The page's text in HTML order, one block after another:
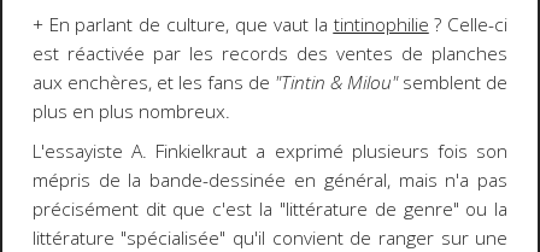
+ En parlant de culture, que vaut la tintinophilie ? Celle-ci
est réactivée par les records des ventes de planches
aux enchères, et les fans de "Tintin & Milou"semblent de
plus en plus nombreux.
L'essayiste A. Finkielkraut a exprimé plusieurs fois son
mépris de la bande-dessinée en général, mais n'a pas
précisément dit que c'est la "littérature de genre" ou la
littérature "spécialisée" qu'il convient de ranger sur une